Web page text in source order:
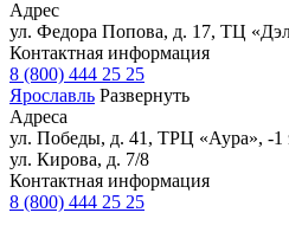
Адрес
ул. Федора Попова, д. 17, ТЦ
Контактная информация
8 (800) 444 25 25
Ярославль Развернуть
Адреса
ул. Победы, д. 41, ТРЦ «Аура», -1
ул. Кирова, д. 7/8
Контактная информация
8 (800) 444 25 25